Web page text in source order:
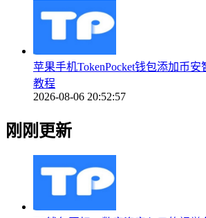
苹果手机TokenPocket钱包添加币
教程
2026-08-06 20:52:57
刚刚更新